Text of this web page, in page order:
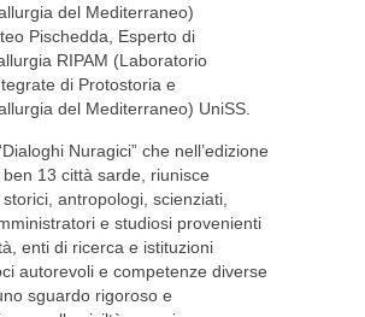
del Mediterraneo)
Pischedda, Esperto di
RIPAM (Laboratorio
di Protostoria e
del Mediterraneo) UniSS.
Nuragici” che nell’edizione
13 città sarde, riunisce
antropologi, scienziati,
e studiosi provenienti
enti di ricerca e istituzioni
autorevoli e competenze diverse
sguardo rigoroso e